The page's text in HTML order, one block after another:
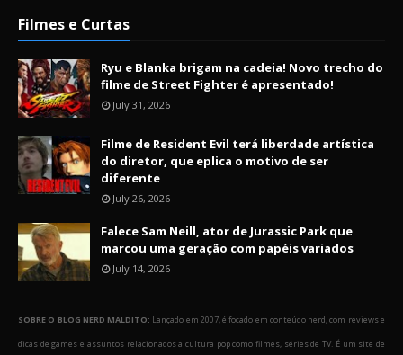
Filmes e Curtas
Ryu e Blanka brigam na cadeia! Novo trecho do
filme de Street Fighter é apresentado!
July 31, 2026
Filme de Resident Evil terá liberdade artística
do diretor, que eplica o motivo de ser
diferente
July 26, 2026
Falece Sam Neill, ator de Jurassic Park que
marcou uma geração com papéis variados
July 14, 2026
SOBRE O BLOG NERD MALDITO: Lançado em 2007, é focado em conteúdo nerd, com reviews e
dicas de games e assuntos relacionados a cultura pop como filmes, séries de TV. É um site de